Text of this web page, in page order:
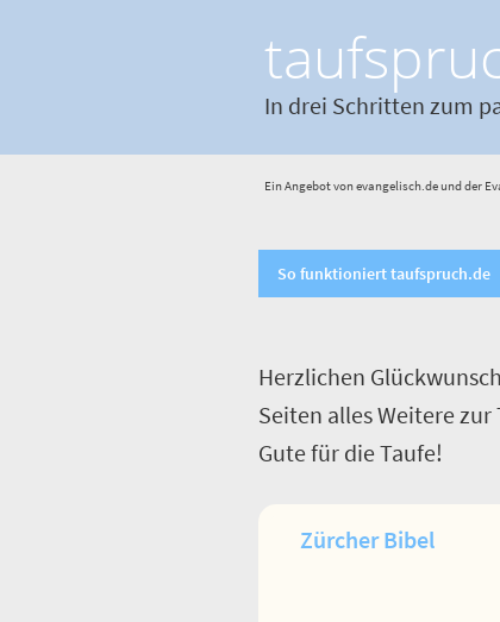
In drei Schritten zum
Ein Angebot von evangelisch.de und der
So funktioniert taufspruch.de
Herzlichen
Seiten alles Weitere
Gute für die Taufe!
Zürcher Bibel